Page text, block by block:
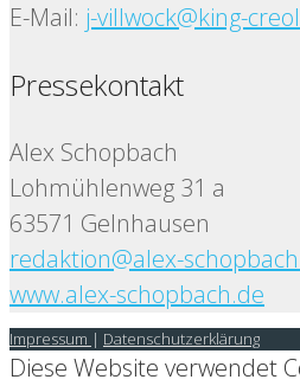
E-Mail: j-villwock@king-
Pressekontakt
Alex Schopbach
Lohmühlenweg 31 a
63571 Gelnhausen
redaktion@alex-
www.alex-schopbach.de
Impressum | Datenschutzerklärung
Diese Website verwendet